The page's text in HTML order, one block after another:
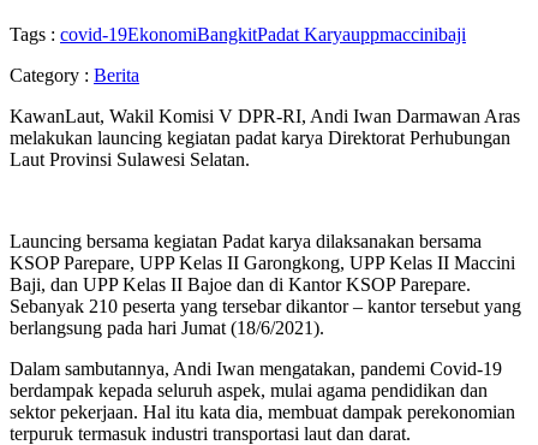
Tags : covid-19EkonomiBangkitPadat Karyauppmaccinibaji
Category : Berita
KawanLaut, Wakil Komisi V DPR-RI, Andi Iwan Darmawan Aras
melakukan launcing kegiatan padat karya Direktorat Perhubungan
Laut Provinsi Sulawesi Selatan.
Launcing bersama kegiatan Padat karya dilaksanakan bersama
KSOP Parepare, UPP Kelas II Garongkong, UPP Kelas II Maccini
Baji, dan UPP Kelas II Bajoe dan di Kantor KSOP Parepare.
Sebanyak 210 peserta yang tersebar dikantor – kantor tersebut yang
berlangsung pada hari Jumat (18/6/2021).
Dalam sambutannya, Andi Iwan mengatakan, pandemi Covid-19
berdampak kepada seluruh aspek, mulai agama pendidikan dan
sektor pekerjaan. Hal itu kata dia, membuat dampak perekonomian
terpuruk termasuk industri transportasi laut dan darat.